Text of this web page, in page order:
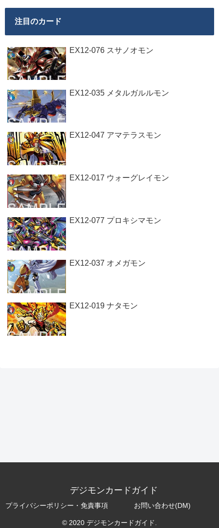
注目のカード
EX12-076 スサノオモン
EX12-035 メタルガルルモン
EX12-047 アマテラスモン
EX12-017 ウォーグレイモン
EX12-077 プロキシマモン
EX12-037 オメガモン
EX12-019 ナタモン
デジモンカードガイド
プライバシーポリシー・免責事項 お問い合わせ(DM)
© 2020 デジモンカードガイド.